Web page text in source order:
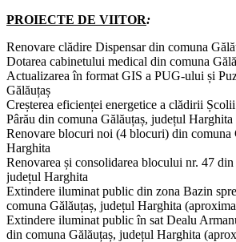
PROIECTE DE VIITOR:
Renovare clădire Dispensar din comuna
Dotarea cabinetului medical din comuna
Actualizarea în format GIS a PUG-ului și
Gălăuțaș
Creșterea eficienței energetice a clădirii
Pârău din comuna Gălăuțaș, județul Harghita
Renovare blocuri noi (4 blocuri) din comuna
Harghita
Renovarea și consolidarea blocului nr. 47 din
județul Harghita
Extindere iluminat public din zona Bazin
comuna Gălăuțaș, județul Harghita
Extindere iluminat public în sat Dealu
din comuna Gălăuțaș, județul Harghita